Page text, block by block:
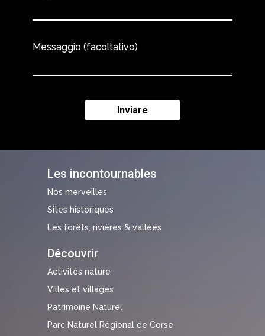
Les incontournables
Nos merveilles
Sites historiques
Les forêts, rivières & vallées
Découvrir
Activités nature
Villes et villages
Patrimoine Naturel
Parc Naturel Régional de Corse
Messaggio (facoltativo)